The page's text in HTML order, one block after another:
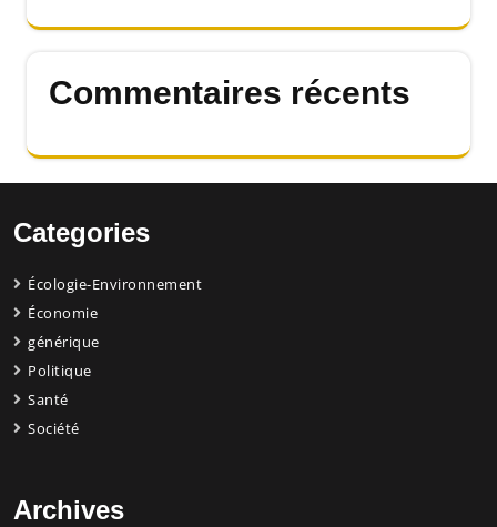
Commentaires récents
Categories
Écologie-Environnement
Économie
générique
Politique
Santé
Société
Archives